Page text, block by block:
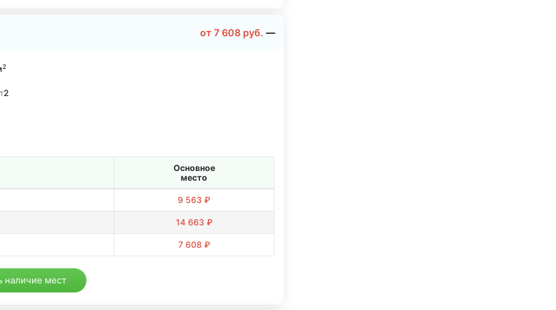
от 7 608 руб.
2
2
Основное
место
9 563 ₽
14 663 ₽
7 608 ₽
наличие мест